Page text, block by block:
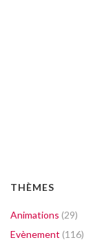
THÈMES
Animations (29)
Evènement (116)